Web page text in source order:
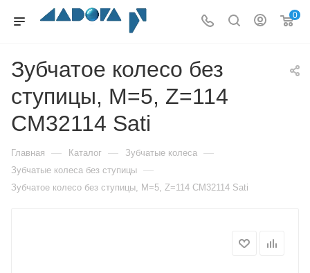
0
Зубчатое колесо без
ступицы, M=5, Z=114
CM32114 Sati
Главная — Каталог — Зубчатые колеса —
Зубчатые колеса без ступицы —
Зубчатое колесо без ступицы, M=5, Z=114 CM32114 Sati